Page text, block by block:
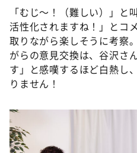
「むじ〜！（難しい）」と
活性化されますね！」とコ
取りながら楽しそうに考察
がらの意見交換は、谷沢さ
す」と感嘆するほど白熱し
りません！